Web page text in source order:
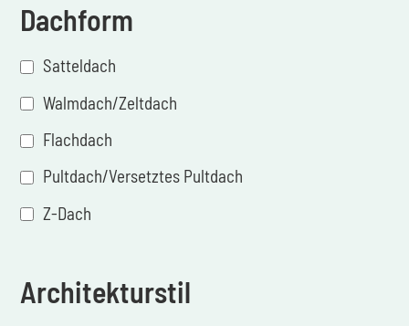
Dachform
Satteldach
Walmdach/Zeltdach
Flachdach
Pultdach/Versetztes Pultdach
Z-Dach
Architekturstil